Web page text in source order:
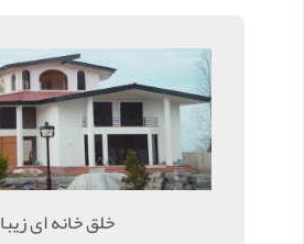
خلق خانه ای زیبا